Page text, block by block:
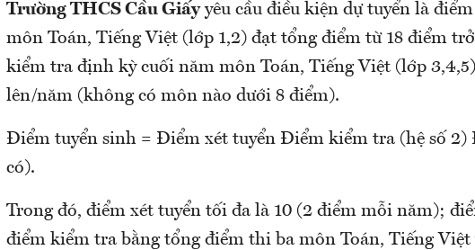
Trường THCS Cầu Giấyyêu cầu điều kiện dự tuyển là
môn Toán, Tiếng Việt (lớp 1,2) đạt tổng điểm từ 18 điểm
kiểm tra định kỳ cuối năm môn Toán, Tiếng Việt (lớp
lên/năm (không có môn nào dưới 8 điểm).
Điểm tuyển sinh = Điểm xét tuyển Điểm kiểm tra (hệ số 2)
có).
Trong đó, điểm xét tuyển tối đa là 10 (2 điểm mỗi năm);
điểm kiểm tra bằng tổng điểm thi ba môn Toán, Tiếng Việt